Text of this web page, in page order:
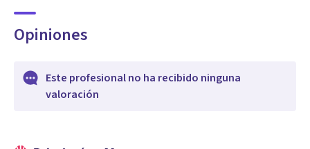
Opiniones
Este profesional no ha recibido ninguna
valoración